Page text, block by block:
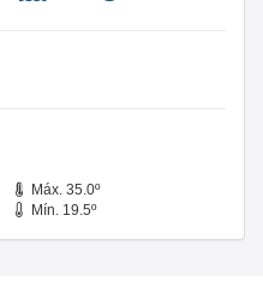
Máx. 35.0º
Mín. 19.5º